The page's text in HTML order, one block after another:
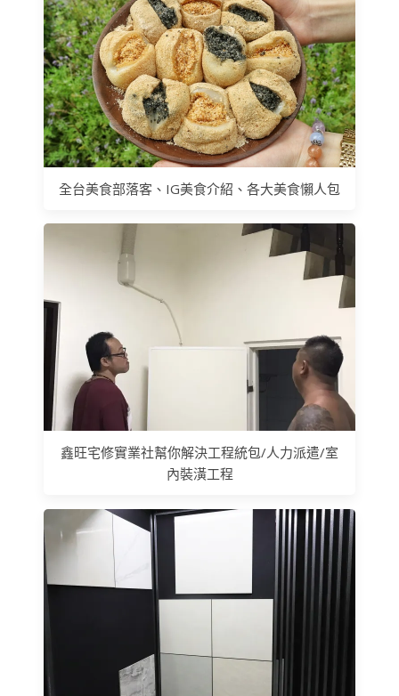
全台美食部落客、IG美食介紹、各大美食懶人包
鑫旺宅修實業社幫你解決工程統包/人力派遣/室
內裝潢工程